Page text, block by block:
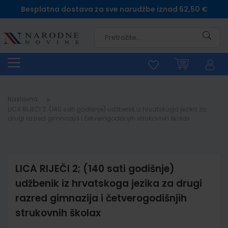
Besplatna dostava za sve narudžbe iznad 62,50 €
Naslovna
LICA RIJEČI 2; (140 sati godišnje)
udžbenik iz hrvatskoga jezika za drugi
razred gimnazija i četverogodišnjih
strukovnih školax